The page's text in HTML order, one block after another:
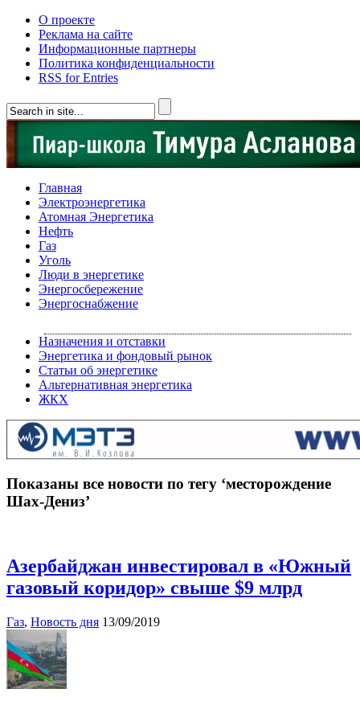
О проекте
Реклама на сайте
Информационные партнеры
Политика конфиденциальности
RSS for Entries
Главная
Электроэнергетика
Атомная Энергетика
Нефть
Газ
Уголь
Люди в энергетике
Энергосбережение
Энергоснабжение
Назначения и отставки
Энергетика и фондовый рынок
Статьи об энергетике
Альтернативная энергетика
ЖКХ
Показаны все новости по тегу ‘месторождение
Шах-Дениз’
Азербайджан инвестировал в «Южный
газовый коридор» свыше $9 млрд
Газ, Новость дня 13/09/2019